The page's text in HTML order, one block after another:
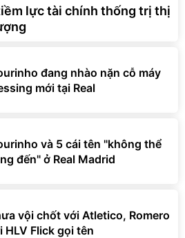
lực tài chính thống trị thị
đang nhào nặn cỗ máy
mới tại Real
và 5 cái tên "không thể
đến" ở Real Madrid
vội chốt với Atletico, Romero
HLV Flick gọi tên